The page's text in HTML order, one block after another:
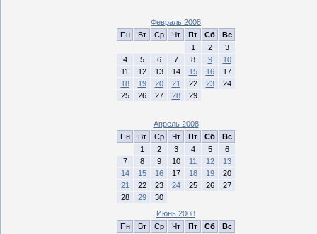
Февраль 2008
Пн
Вт Ср Чт Пт Сб
Вс
1
2
3
4
5 6 7 8 9
10
11
12 13 14 15 16
17
18
19 20 21 22 23
24
25
26 27 28 29
Апрель 2008
Пн
Вт Ср Чт Пт Сб
Вс
1
2 3 4 5
6
7
8 9 10 11 12
13
14
15 16 17 18 19
20
21
22 23 24 25 26
27
28
29
30
Июнь 2008
Пн
Вт Ср Чт Пт Сб
Вс